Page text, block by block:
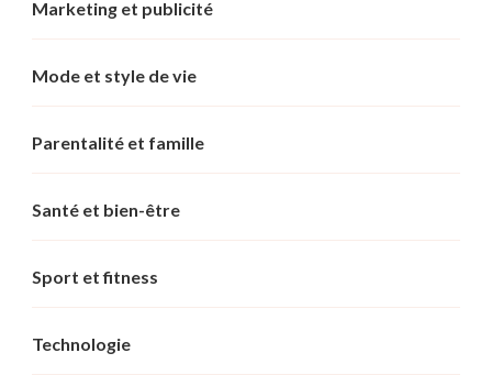
Marketing et publicité
Mode et style de vie
Parentalité et famille
Santé et bien-être
Sport et fitness
Technologie